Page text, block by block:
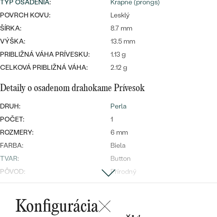
Wave kolekcia
OBJAVIŤ
PODĽA TVARU DRAHOKAMU
NA MIERU
DIAMANTY
náušnice
PREZRIEŤ
Personalizované
prívesky
Najpredávanejšie
prstene
PREZRIEŤ
TYP OSADENIA:
Krapne (prongs)
POVRCH KOVU:
Lesklý
ŠÍRKA:
8.7 mm
VÝŠKA:
13.5 mm
PRIBLIŽNÁ VÁHA PRÍVESKU:
1.13 g
CELKOVÁ PRIBLIŽNÁ VÁHA:
2.12 g
Detaily o osadenom drahokame Prívesok
DRUH:
Perla
POČET:
1
ROZMERY:
6 mm
FARBA:
Biela
TVAR:
Button
PÔVOD:
Prírodný
DRUH:Konfigurácia